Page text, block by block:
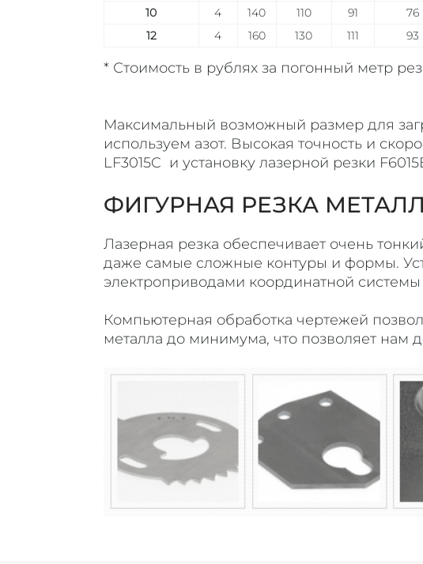
10
4 140 110 91
76
12
4 160 130 111 93
* Стоимость в рублях за погонный метр
Максимальный возможный размер для
используем азот. Высокая точность и
LF3015C и установку лазерной резки
ФИГУРНАЯ РЕЗКА
Лазерная резка обеспечивает очень
даже самые сложные контуры и формы.
электроприводами координатной
Компьютерная обработка чертежей
металла до минимума, что позволяет нам